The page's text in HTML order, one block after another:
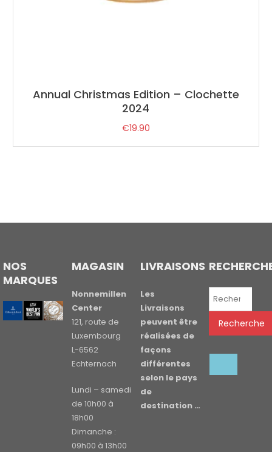
Annual Christmas Edition – Clochette
2024
€19.90
NOS
MARQUES
MAGASIN
Nonnemillen
Center
121, route de
Luxembourg
L-6562
Echternach
Lundi – samedi
de 10h00 à
18h00
Dimanche :
09h00 à 13h00
LIVRAISONS
Les
Livraisons
peuvent être
réalisées de
façons
différentes
selon le pays
de
destination …
Recherche
Recherche